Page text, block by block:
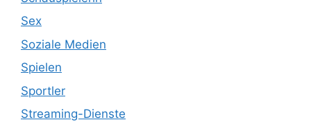
Sex
Soziale Medien
Spielen
Sportler
Streaming-Dienste